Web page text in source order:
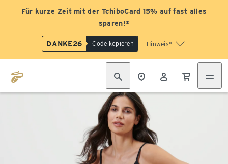
Für kurze Zeit mit der TchiboCard 15% auf fast alles
sparen!*
DANKE26 Code kopieren Hinweis*